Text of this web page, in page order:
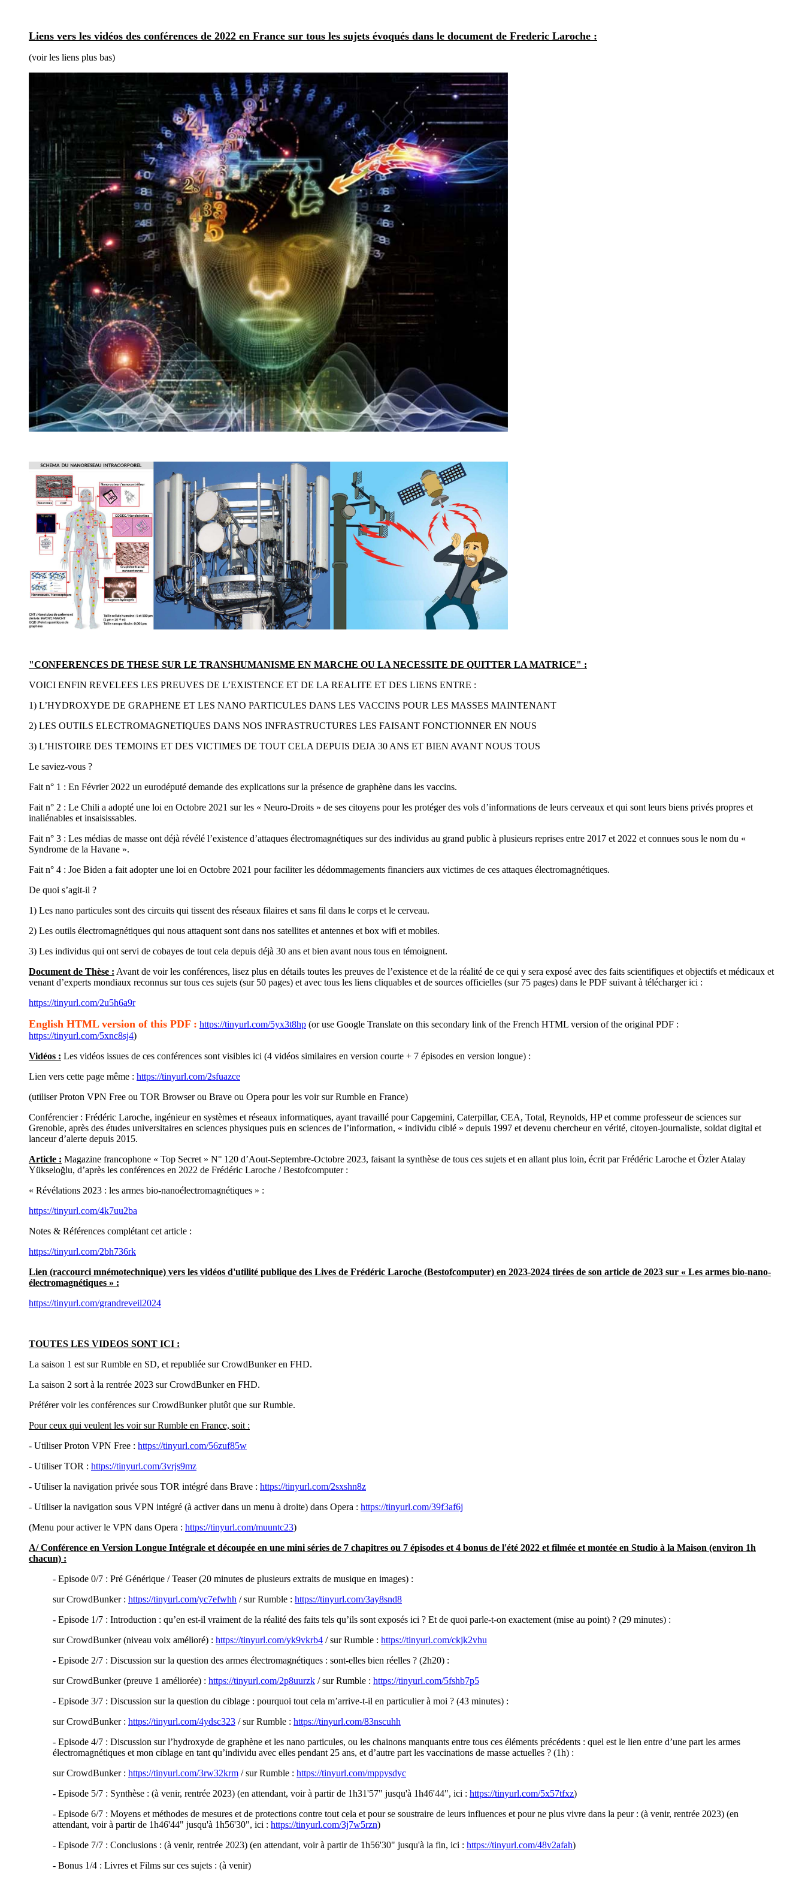
Liens vers les vidéos des conférences de 2022 en France sur tous les sujets évoqués dans le document de Frederic Laroche :
(voir les liens plus bas)
"CONFERENCES DE THESE SUR LE TRANSHUMANISME EN MARCHE OU LA NECESSITE DE QUITTER LA MATRICE" :
VOICI ENFIN REVELEES LES PREUVES DE L’EXISTENCE ET DE LA REALITE ET DES LIENS ENTRE :
1) L’HYDROXYDE DE GRAPHENE ET LES NANO PARTICULES DANS LES VACCINS POUR LES MASSES MAINTENANT
2) LES OUTILS ELECTROMAGNETIQUES DANS NOS INFRASTRUCTURES LES FAISANT FONCTIONNER EN NOUS
3) L’HISTOIRE DES TEMOINS ET DES VICTIMES DE TOUT CELA DEPUIS DEJA 30 ANS ET BIEN AVANT NOUS TOUS
Le saviez-vous ?
Fait n° 1 : En Février 2022 un eurodéputé demande des explications sur la présence de graphène dans les vaccins.
Fait n° 2 : Le Chili a adopté une loi en Octobre 2021 sur les « Neuro-Droits » de ses citoyens pour les protéger des vols d’informations de leurs cerveaux et qui sont leurs biens privés propres et
inaliénables et insaisissables.
Fait n° 3 : Les médias de masse ont déjà révélé l’existence d’attaques électromagnétiques sur des individus au grand public à plusieurs reprises entre 2017 et 2022 et connues sous le nom du «
Syndrome de la Havane ».
Fait n° 4 : Joe Biden a fait adopter une loi en Octobre 2021 pour faciliter les dédommagements financiers aux victimes de ces attaques électromagnétiques.
De quoi s’agit-il ?
1) Les nano particules sont des circuits qui tissent des réseaux filaires et sans fil dans le corps et le cerveau.
2) Les outils électromagnétiques qui nous attaquent sont dans nos satellites et antennes et box wifi et mobiles.
3) Les individus qui ont servi de cobayes de tout cela depuis déjà 30 ans et bien avant nous tous en témoignent.
Document de Thèse : Avant de voir les conférences, lisez plus en détails toutes les preuves de l’existence et de la réalité de ce qui y sera exposé avec des faits scientifiques et objectifs et médicaux et
venant d’experts mondiaux reconnus sur tous ces sujets (sur 50 pages) et avec tous les liens cliquables et de sources officielles (sur 75 pages) dans le PDF suivant à télécharger ici :
https://tinyurl.com/2u5h6a9r
English HTML version of this PDF : https://tinyurl.com/5yx3t8hp (or use Google Translate on this secondary link of the French HTML version of the original PDF :
https://tinyurl.com/5xnc8sj4)
Vidéos : Les vidéos issues de ces conférences sont visibles ici (4 vidéos similaires en version courte + 7 épisodes en version longue) :
Lien vers cette page même : https://tinyurl.com/2sfuazce
(utiliser Proton VPN Free ou TOR Browser ou Brave ou Opera pour les voir sur Rumble en France)
Conférencier : Frédéric Laroche, ingénieur en systèmes et réseaux informatiques, ayant travaillé pour Capgemini, Caterpillar, CEA, Total, Reynolds, HP et comme professeur de sciences sur
Grenoble, après des études universitaires en sciences physiques puis en sciences de l’information, « individu ciblé » depuis 1997 et devenu chercheur en vérité, citoyen-journaliste, soldat digital et
lanceur d’alerte depuis 2015.
Article : Magazine francophone « Top Secret » N° 120 d’Aout-Septembre-Octobre 2023, faisant la synthèse de tous ces sujets et en allant plus loin, écrit par Frédéric Laroche et Özler Atalay
Yükseloğlu, d’après les conférences en 2022 de Frédéric Laroche / Bestofcomputer :
« Révélations 2023 : les armes bio-nanoélectromagnétiques » :
https://tinyurl.com/4k7uu2ba
Notes & Références complétant cet article :
https://tinyurl.com/2bh736rk
Lien (raccourci mnémotechnique) vers les vidéos d'utilité publique des Lives de Frédéric Laroche (Bestofcomputer) en 2023-2024 tirées de son article de 2023 sur « Les armes bio-nano-
électromagnétiques » :
https://tinyurl.com/grandreveil2024
TOUTES LES VIDEOS SONT ICI :
La saison 1 est sur Rumble en SD, et republiée sur CrowdBunker en FHD.
La saison 2 sort à la rentrée 2023 sur CrowdBunker en FHD.
Préférer voir les conférences sur CrowdBunker plutôt que sur Rumble.
Pour ceux qui veulent les voir sur Rumble en France, soit :
- Utiliser Proton VPN Free : https://tinyurl.com/56zuf85w
- Utiliser TOR : https://tinyurl.com/3vrjs9mz
- Utiliser la navigation privée sous TOR intégré dans Brave : https://tinyurl.com/2sxshn8z
- Utiliser la navigation sous VPN intégré (à activer dans un menu à droite) dans Opera : https://tinyurl.com/39f3af6j
(Menu pour activer le VPN dans Opera : https://tinyurl.com/muuntc23)
A/ Conférence en Version Longue Intégrale et découpée en une mini séries de 7 chapitres ou 7 épisodes et 4 bonus de l'été 2022 et filmée et montée en Studio à la Maison (environ 1h
chacun) :
- Episode 0/7 : Pré Générique / Teaser (20 minutes de plusieurs extraits de musique en images) :
sur CrowdBunker : https://tinyurl.com/yc7efwhh / sur Rumble : https://tinyurl.com/3ay8snd8
- Episode 1/7 : Introduction : qu’en est-il vraiment de la réalité des faits tels qu’ils sont exposés ici ? Et de quoi parle-t-on exactement (mise au point) ? (29 minutes) :
sur CrowdBunker (niveau voix amélioré) : https://tinyurl.com/yk9vkrb4 / sur Rumble : https://tinyurl.com/ckjk2vhu
- Episode 2/7 : Discussion sur la question des armes électromagnétiques : sont-elles bien réelles ? (2h20) :
sur CrowdBunker (preuve 1 améliorée) : https://tinyurl.com/2p8uurzk / sur Rumble : https://tinyurl.com/5fshb7p5
- Episode 3/7 : Discussion sur la question du ciblage : pourquoi tout cela m’arrive-t-il en particulier à moi ? (43 minutes) :
sur CrowdBunker : https://tinyurl.com/4ydsc323 / sur Rumble : https://tinyurl.com/83nscuhh
- Episode 4/7 : Discussion sur l’hydroxyde de graphène et les nano particules, ou les chainons manquants entre tous ces éléments précédents : quel est le lien entre d’une part les armes
électromagnétiques et mon ciblage en tant qu’individu avec elles pendant 25 ans, et d’autre part les vaccinations de masse actuelles ? (1h) :
sur CrowdBunker : https://tinyurl.com/3rw32krm / sur Rumble : https://tinyurl.com/mppysdyc
- Episode 5/7 : Synthèse : (à venir, rentrée 2023) (en attendant, voir à partir de 1h31'57" jusqu'à 1h46'44", ici : https://tinyurl.com/5x57tfxz)
- Episode 6/7 : Moyens et méthodes de mesures et de protections contre tout cela et pour se soustraire de leurs influences et pour ne plus vivre dans la peur : (à venir, rentrée 2023) (en
attendant, voir à partir de 1h46'44" jusqu'à 1h56'30", ici : https://tinyurl.com/3j7w5rzn)
- Episode 7/7 : Conclusions : (à venir, rentrée 2023) (en attendant, voir à partir de 1h56'30" jusqu'à la fin, ici : https://tinyurl.com/48v2afah)
- Bonus 1/4 : Livres et Films sur ces sujets : (à venir)